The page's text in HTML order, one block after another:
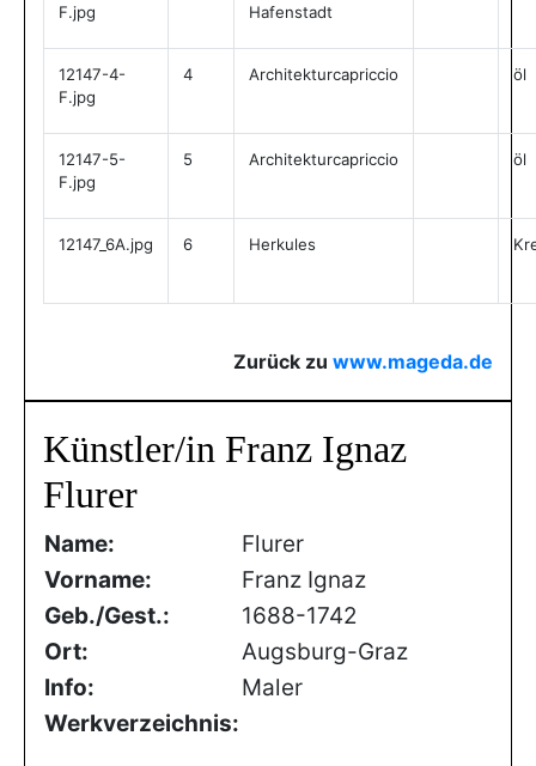
F.jpg
Hafenstadt
12147-4-
F.jpg
4 Architekturcapriccio öl
12147-5-
F.jpg
5 Architekturcapriccio öl
12147_6A.jpg 6 Herkules
Zurück zu www.mageda.de
Künstler/in Franz Ignaz
Flurer
Name:
Flurer
Vorname:
Franz Ignaz
Geb./Gest.:
1688-1742
Ort:
Augsburg-Graz
Info:
Maler
Werkverzeichnis: